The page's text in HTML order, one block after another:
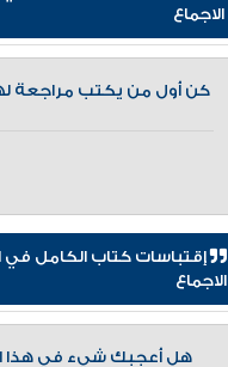
الاجماع
كن أول من يكتب مراجعة
الاجماع
هل أعجبك شيء في هذا